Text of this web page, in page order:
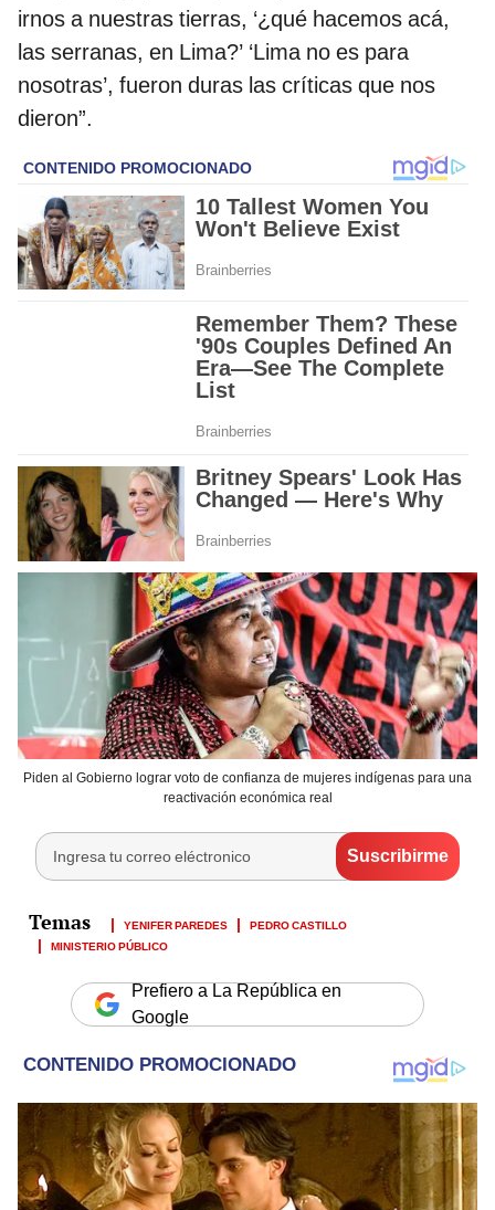
irnos a nuestras tierras, ‘¿qué hacemos acá,
las serranas, en Lima?’ ‘Lima no es para
nosotras’, fueron duras las críticas que nos
dieron”.
Piden al Gobierno lograr voto de confianza de mujeres indígenas para una
reactivación económica real
YENIFER PAREDES
PEDRO CASTILLO
MINISTERIO PÚBLICO
Prefiero a La República en
Google